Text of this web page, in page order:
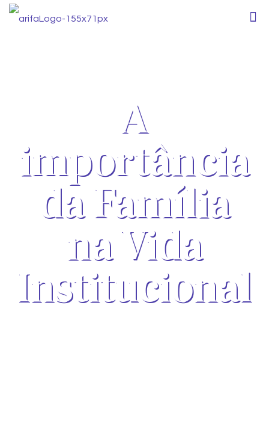
A
importância
da Família
na Vida
Institucional